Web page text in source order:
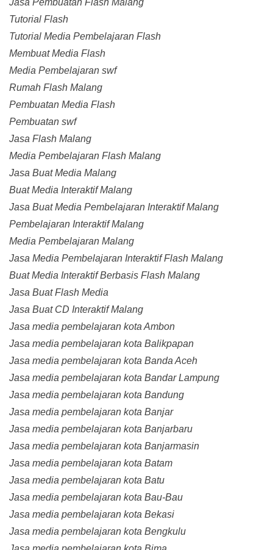
Jasa Pembuatan Flash Malang
Tutorial Flash
Tutorial Media Pembelajaran Flash
Membuat Media Flash
Media Pembelajaran swf
Rumah Flash Malang
Pembuatan Media Flash
Pembuatan swf
Jasa Flash Malang
Media Pembelajaran Flash Malang
Jasa Buat Media Malang
Buat Media Interaktif Malang
Jasa Buat Media Pembelajaran Interaktif Malang
Pembelajaran Interaktif Malang
Media Pembelajaran Malang
Jasa Media Pembelajaran Interaktif Flash Malang
Buat Media Interaktif Berbasis Flash Malang
Jasa Buat Flash Media
Jasa Buat CD Interaktif Malang
Jasa media pembelajaran kota Ambon
Jasa media pembelajaran kota Balikpapan
Jasa media pembelajaran kota Banda Aceh
Jasa media pembelajaran kota Bandar Lampung
Jasa media pembelajaran kota Bandung
Jasa media pembelajaran kota Banjar
Jasa media pembelajaran kota Banjarbaru
Jasa media pembelajaran kota Banjarmasin
Jasa media pembelajaran kota Batam
Jasa media pembelajaran kota Batu
Jasa media pembelajaran kota Bau-Bau
Jasa media pembelajaran kota Bekasi
Jasa media pembelajaran kota Bengkulu